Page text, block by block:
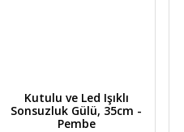
Kutulu ve Led Işıklı
Sonsuzluk Gülü, 35cm -
Pembe